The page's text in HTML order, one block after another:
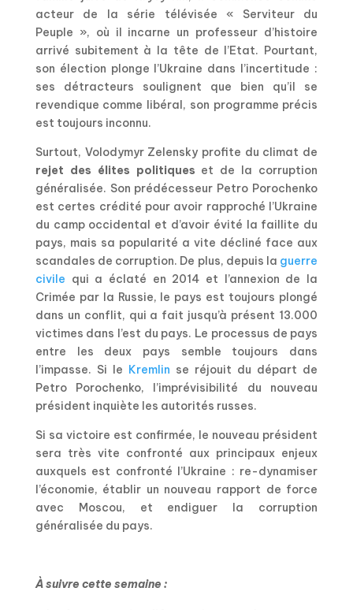
acteur de la série télévisée « Serviteur du
Peuple », où il incarne un professeur d’histoire
arrivé subitement à la tête de l’Etat. Pourtant,
son élection plonge l’Ukraine dans l’incertitude :
ses détracteurs soulignent que bien qu’il se
revendique comme libéral, son programme précis
est toujours inconnu.
Surtout, Volodymyr Zelensky profite du climat de
rejet des élites politiques et de la corruption
généralisée. Son prédécesseur Petro Porochenko
est certes crédité pour avoir rapproché l’Ukraine
du camp occidental et d’avoir évité la faillite du
pays, mais sa popularité a vite décliné face aux
scandales de corruption. De plus, depuis la guerre
civile qui a éclaté en 2014 et l’annexion de la
Crimée par la Russie, le pays est toujours plongé
dans un conflit, qui a fait jusqu’à présent 13.000
victimes dans l’est du pays. Le processus de pays
entre les deux pays semble toujours dans
l’impasse. Si le Kremlin se réjouit du départ de
Petro Porochenko, l’imprévisibilité du nouveau
président inquiète les autorités russes.
Si sa victoire est confirmée, le nouveau président
sera très vite confronté aux principaux enjeux
auxquels est confronté l’Ukraine : re-dynamiser
l’économie, établir un nouveau rapport de force
avec Moscou, et endiguer la corruption
généralisée du pays.
À suivre cette semaine :